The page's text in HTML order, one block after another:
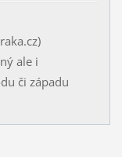
ale i
či západu